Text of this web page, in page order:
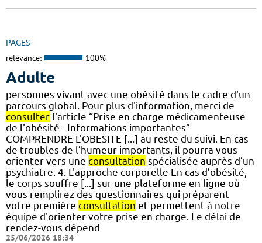
PAGES
relevance: 100%
Adulte
personnes vivant avec une obésité dans le cadre d'un
parcours global. Pour plus d'information, merci de
consulter l'article “Prise en charge médicamenteuse
de l'obésité - Informations importantes”
COMPRENDRE L'OBESITE [...] au reste du suivi. En cas
de troubles de l’humeur importants, il pourra vous
orienter vers une consultation spécialisée auprès d’un
psychiatre. 4. L'approche corporelle En cas d’obésité,
le corps souffre [...] sur une plateforme en ligne où
vous remplirez des questionnaires qui préparent
votre première consultation et permettent à notre
équipe d'orienter votre prise en charge. Le délai de
rendez-vous dépend
25/06/2026 18:34